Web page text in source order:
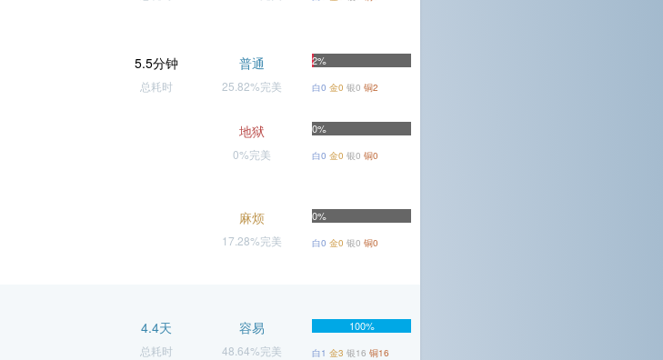
5.5分钟
总耗时
普通
25.82%完美
2%
白0 金0 银0 铜2
地狱
0%完美
0%
白0 金0 银0 铜0
麻烦
17.28%完美
0%
白0 金0 银0 铜0
4.4天
总耗时
容易
48.64%完美
100%
白1 金3 银16 铜16